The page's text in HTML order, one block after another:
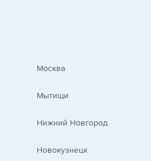
Москва
Мытищи
Нижний Новгород
Новокузнецк